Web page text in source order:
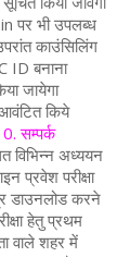
पर भी उपलब्ध
काउंसिलिंग
ID बनाना
जायेगा
किये
सम्पर्क
विभिन्न अध्ययन
प्रवेश परीक्षा
डाउनलोड करने
हेतु प्रथम
वाले शहर में